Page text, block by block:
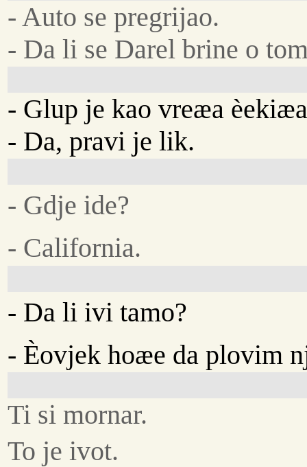
- Auto se pregrijao.
- Da li se Darel brine o
- Glup je kao vreæa
- Da, pravi je lik.
- Gdje ide?
- California.
- Da li ivi tamo?
- Èovjek hoæe da plovim
Ti si mornar.
To je ivot.